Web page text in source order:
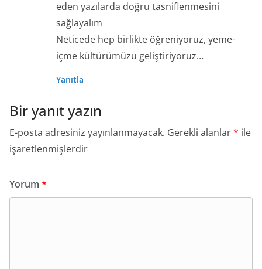
eden yazılarda doğru tasniflenmesini
sağlayalım
Neticede hep birlikte öğreniyoruz, yeme-
içme kültürümüzü geliştiriyoruz…
Yanıtla
Bir yanıt yazın
E-posta adresiniz yayınlanmayacak. Gerekli alanlar* ile
işaretlenmişlerdir
Yorum *